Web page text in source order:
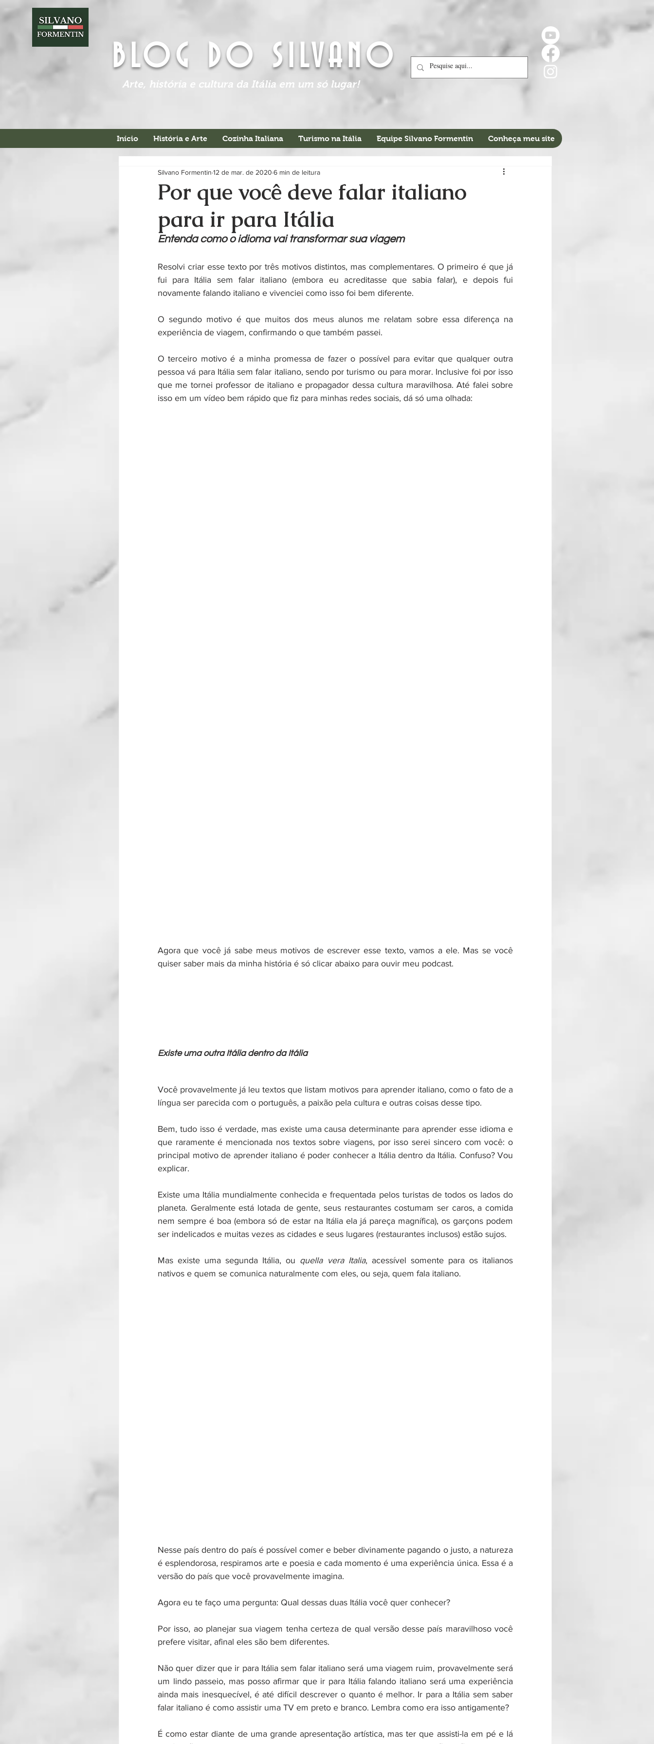
BLOG DO SILVANO
Arte, história e cultura da Itália em um só lugar!
Início História e Arte Cozinha Italiana Turismo na Itália Equipe Silvano Formentin Conheça meu site
Por que você deve falar italiano
para ir para Itália
Silvano Formentin 12 de mar. de 2020 6 min de leitura
Entenda como o idioma vai transformar sua viagem
Resolvi criar esse texto por três motivos distintos, mas complementares. O primeiro é que já
fui para Itália sem falar italiano (embora eu acreditasse que sabia falar), e depois fui
novamente falando italiano e vivenciei como isso foi bem diferente.
O segundo motivo é que muitos dos meus alunos me relatam sobre essa diferença na
experiência de viagem, confirmando o que também passei.
O terceiro motivo é a minha promessa de fazer o possível para evitar que qualquer outra
pessoa vá para Itália sem falar italiano, sendo por turismo ou para morar. Inclusive foi por isso
que me tornei professor de italiano e propagador dessa cultura maravilhosa. Até falei sobre
isso em um vídeo bem rápido que fiz para minhas redes sociais, dá só uma olhada:
Agora que você já sabe meus motivos de escrever esse texto, vamos a ele. Mas se você
quiser saber mais da minha história é só clicar abaixo para ouvir meu podcast.
Existe uma outra Itália dentro da Itália
Você provavelmente já leu textos que listam motivos para aprender italiano, como o fato de a
língua ser parecida com o português, a paixão pela cultura e outras coisas desse tipo.
Bem, tudo isso é verdade, mas existe uma causa determinante para aprender esse idioma e
que raramente é mencionada nos textos sobre viagens, por isso serei sincero com você: o
principal motivo de aprender italiano é poder conhecer a Itália dentro da Itália. Confuso? Vou
explicar.
Existe uma Itália mundialmente conhecida e frequentada pelos turistas de todos os lados do
planeta. Geralmente está lotada de gente, seus restaurantes costumam ser caros, a comida
nem sempre é boa (embora só de estar na Itália ela já pareça magnífica), os garçons podem
ser indelicados e muitas vezes as cidades e seus lugares (restaurantes inclusos) estão sujos.
Mas existe uma segunda Itália, ou quella vera Italia, acessível somente para os italianos
nativos e quem se comunica naturalmente com eles, ou seja, quem fala italiano.
Nesse país dentro do país é possível comer e beber divinamente pagando o justo, a natureza
é esplendorosa, respiramos arte e poesia e cada momento é uma experiência única. Essa é a
versão do país que você provavelmente imagina.
Agora eu te faço uma pergunta: Qual dessas duas Itália você quer conhecer?
Por isso, ao planejar sua viagem tenha certeza de qual versão desse país maravilhoso você
prefere visitar, afinal eles são bem diferentes.
Não quer dizer que ir para Itália sem falar italiano será uma viagem ruim, provavelmente será
um lindo passeio, mas posso afirmar que ir para Itália falando italiano será uma experiência
ainda mais inesquecível, é até difícil descrever o quanto é melhor. Ir para a Itália sem saber
falar italiano é como assistir uma TV em preto e branco. Lembra como era isso antigamente?
É como estar diante de uma grande apresentação artística, mas ter que assisti-la em pé e lá